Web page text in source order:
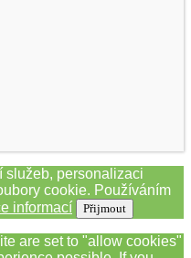
služeb, personalizaci
cookie. Používáním
informací Přijmout
are set to "allow cookies"